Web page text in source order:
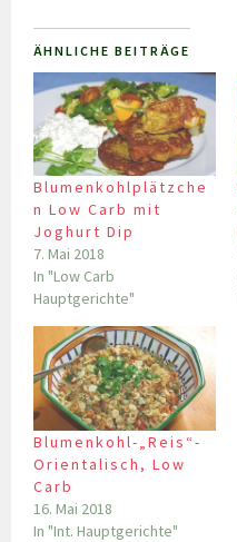
ÄHNLICHE BEITRÄGE
Blumenkohlplätzche
n Low Carb mit
Joghurt Dip
7. Mai 2018
In "Low Carb
Hauptgerichte"
Blumenkohl-„Reis“-
Orientalisch, Low
Carb
16. Mai 2018
In "Int. Hauptgerichte"